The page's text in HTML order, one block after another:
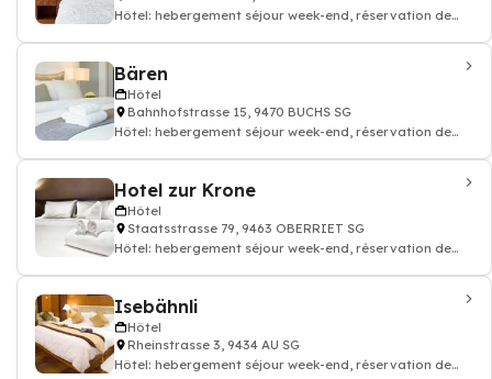
Hôtel: hebergement séjour week-end, réservation de
Bären
Hôtel
Bahnhofstrasse 15, 9470 BUCHS SG
Hôtel: hebergement séjour week-end, réservation de
Hotel zur Krone
Hôtel
Staatsstrasse 79, 9463 OBERRIET SG
Hôtel: hebergement séjour week-end, réservation de
Isebähnli
Hôtel
Rheinstrasse 3, 9434 AU SG
Hôtel: hebergement séjour week-end, réservation de